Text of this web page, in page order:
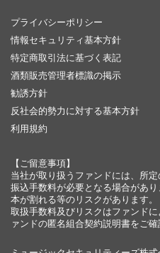
プライバシーポリシー
情報セキュリティ基本方針
特定商取引法に基づく表記
酒類販売管理者標識の掲示
勧誘方針
反社会的勢力に対する基本方針
利用規約
【ご留意事項】
当社が取り扱うファンドには、所
振込手数料が必要となる場合があ
本が割れる等のリスクがあります。
取扱手数料及びリスクはファンド
ァンドの匿名組合契約説明書をご確